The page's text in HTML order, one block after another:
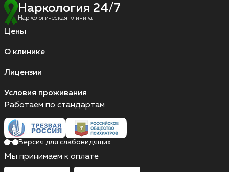
Наркология 24/7
Наркологическая клиника
Цены
О клинике
Лицензии
Условия проживания
Работаем по стандартам
Версия для слабовидящих
Мы принимаем к оплате